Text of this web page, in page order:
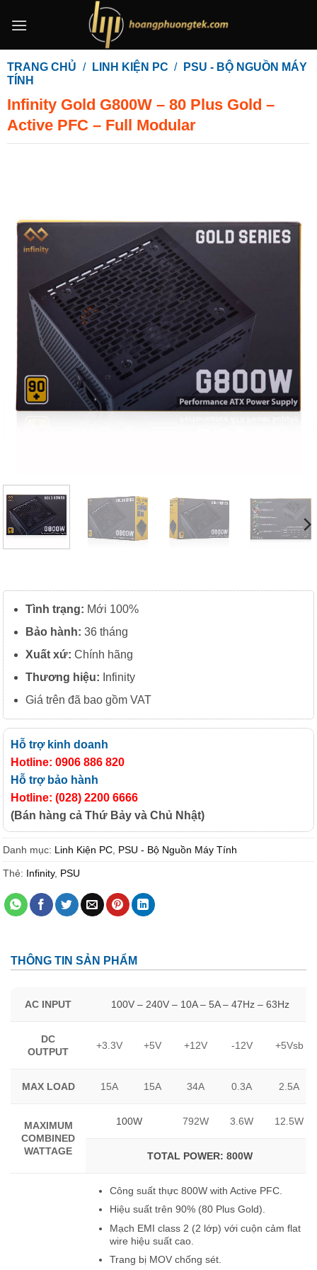
qua
dung
TRANG CHỦ / LINH KIỆN PC /
PSU - BỘ NGUỒN MÁY
TÍNH
Infinity Gold G800W – 80 Plus Gold –
Active PFC – Full Modular
Tình trạng: Mới 100%
Bảo hành: 36 tháng
Xuất xứ: Chính hãng
Thương hiệu: Infinity
Giá trên đã bao gồm VAT
Hỗ trợ kinh doanh
Hotline: 0906 886 820
Hỗ trợ bảo hành
Hotline: (028) 2200 6666
(Bán hàng cả Thứ Bảy và Chủ Nhật)
Danh mục: Linh Kiện PC PSU - Bộ Nguồn Máy Tính
Thẻ: Infinity, PSU
THÔNG TIN SẢN PHẨM
AC INPUT 100V – 240V – 10A – 5A – 47Hz – 63Hz
DC
OUTPUT
+3.3V +5V +12V -12V +5Vsb
MAX LOAD 15A 15A 34A 0.3A 2.5A
MAXIMUM
COMBINED
WATTAGE
100W 792W 3.6W 12.5W
TOTAL POWER: 800W
Công suất thực 800W with Active PFC.
Hiệu suất trên 90% (80 Plus Gold).
Mạch EMI class 2 (2 lớp) với cuộn cảm flat
wire hiệu suất cao.
Trang bị MOV chống sét.